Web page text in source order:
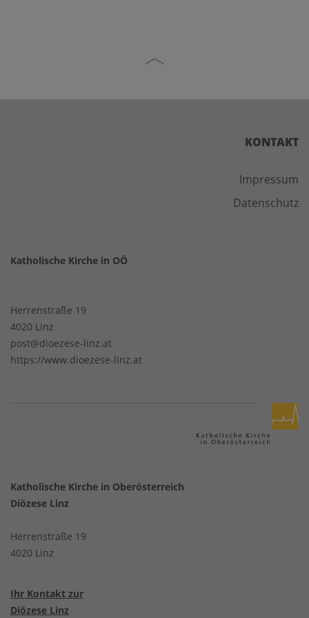
KONTAKT
Impressum
Datenschutz
Katholische Kirche in OÖ
Herrenstraße 19
4020 Linz
post@dioezese-linz.at
https://www.dioezese-linz.at
Katholische Kirche in Oberösterreich
Diözese Linz
Herrenstraße 19
4020 Linz
Ihr Kontakt zur
Diözese Linz